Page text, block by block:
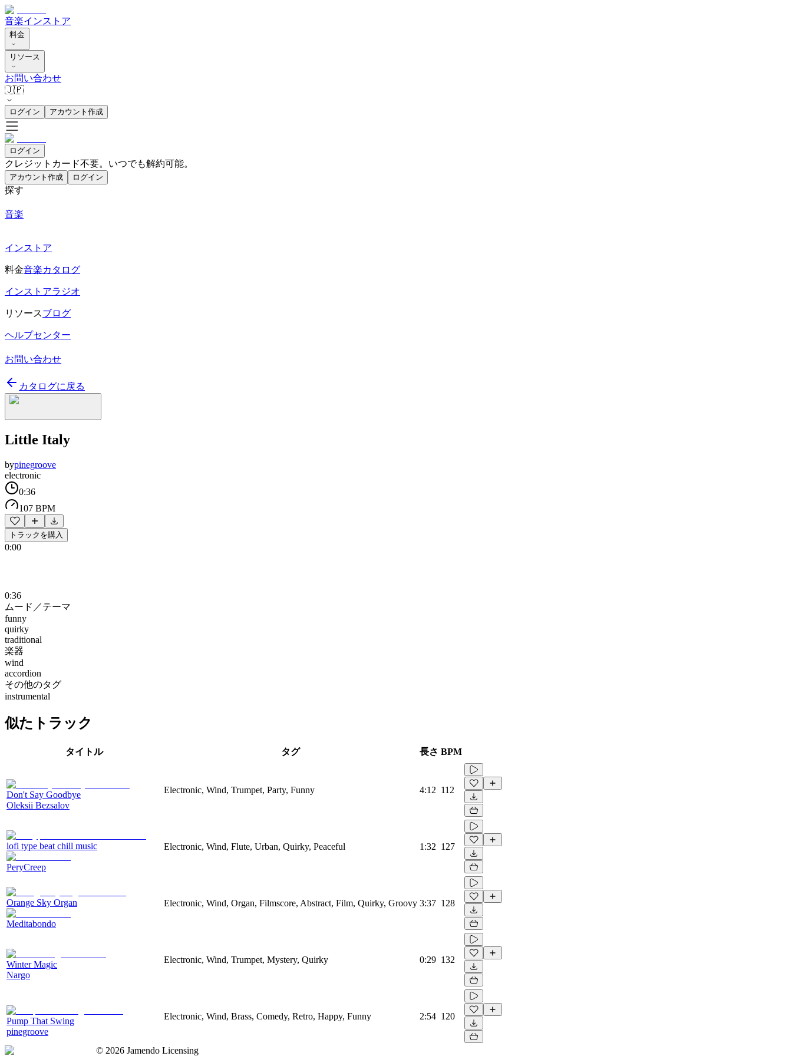
音楽インストア
料金
リソース
お問い合わせ
🇯🇵
ログイン アカウント作成
ログイン
クレジットカード不要。いつでも解約可能。
アカウント作成 ログイン
探す
音楽
インストア
料金音楽カタログ
インストアラジオ
リソースブログ
ヘルプセンター
お問い合わせ
カタログに戻る
Little Italy
bypinegroove
electronic
0:36
107 BPM
トラックを購入
0:00
0:36
ムード／テーマ
funny
quirky
traditional
楽器
wind
accordion
その他のタグ
instrumental
似たトラック
タイトル タグ 長さ BPM
Don't Say Goodbye
Oleksii Bezsalov
Electronic, Wind, Trumpet, Party, Funny 4:12 112
lofi type beat chill music
PeryCreep
Electronic, Wind, Flute, Urban, Quirky, Peaceful 1:32 127
Orange Sky Organ
Meditabondo
Electronic, Wind, Organ, Filmscore, Abstract, Film, Quirky, Groovy 3:37 128
Winter Magic
Nargo
Electronic, Wind, Trumpet, Mystery, Quirky 0:29 132
Pump That Swing
pinegroove
Electronic, Wind, Brass, Comedy, Retro, Happy, Funny 2:54 120
© 2026 Jamendo Licensing